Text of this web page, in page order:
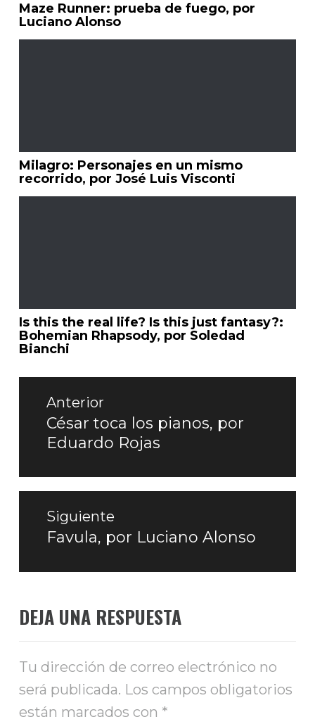
Maze Runner: prueba de fuego, por
Luciano Alonso
Milagro: Personajes en un mismo
recorrido, por José Luis Visconti
Is this the real life? Is this just fantasy?:
Bohemian Rhapsody, por Soledad
Bianchi
Navegación
entradas
Anterior
Entrada
anterior:
César toca los pianos, por
Eduardo Rojas
Siguiente
Entrada
Favula, por Luciano Alonso
DEJA UNA RESPUESTA
Tu dirección de correo electrónico no
será publicada. Los campos obligatorios
están marcados con *